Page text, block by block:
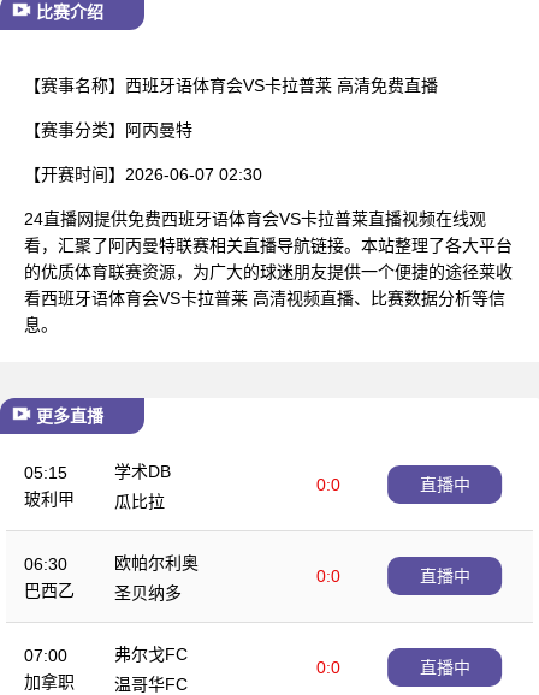
比赛介绍
【赛事名称】 西班牙语体育会VS卡拉普莱 高清免费直播
【赛事分类】 阿丙曼特
【开赛时间】 2026-06-07 02:30
24直播网提供免费西班牙语体育会VS卡拉普莱直播视频在线观
看，汇聚了阿丙曼特联赛相关直播导航链接。本站整理了各大平台
的优质体育联赛资源，为广大的球迷朋友提供一个便捷的途径莱收
看西班牙语体育会VS卡拉普莱 高清视频直播、比赛数据分析等信
息。
更多直播
05:15
玻利甲
学术DB
0:0
瓜比拉
直播中
06:30
巴西乙
欧帕尔利奥
0:0
圣贝纳多
直播中
07:00
加拿职
弗尔戈FC
0:0
温哥华FC
直播中